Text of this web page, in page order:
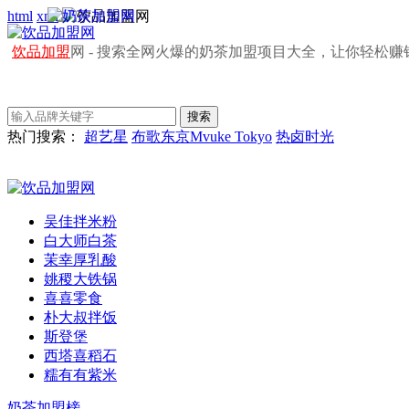
html xml
饮品加盟网 - 搜索全网火爆的奶茶加盟项目大全，让你轻松赚
热门搜索： 超艺星 布歌东京Mvuke Tokyo 热卤时光
吴佳拌米粉
白大师白茶
茉幸厚乳酸
姚稷大铁锅
喜喜零食
朴大叔拌饭
斯登堡
西塔喜稻石
糯有有紫米